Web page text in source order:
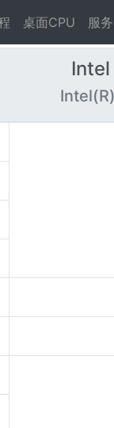
桌面CPU 服